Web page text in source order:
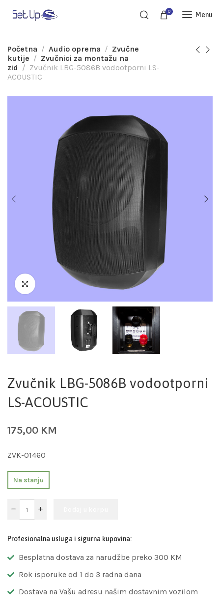
0 Menu
Početna Audio oprema
Zvučne
kutije
Zvučnici za montažu na
zid
Zvučnik LBG-5086B vodootporni LS-
ACOUSTIC
Zvučnik LBG-5086B vodootporni
LS-ACOUSTIC
175,00 KM
ZVK-01460
Na stanju
Profesionalna usluga i sigurna kupovina:
Besplatna dostava za narudžbe preko 300 KM
Rok isporuke od 1 do 3 radna dana
Dostava na Vašu adresu našim dostavnim vozilom